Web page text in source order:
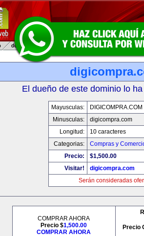
El dueño de este dominio lo
Mayusculas:
DIGICOMPRA.COM
Minusculas:
digicompra.com
Longitud:
10 caracteres
Categorias:
Compras y
Precio:
$1,500.00
Visitar!
digicompra.com
Serán consideradas
COMPRAR AHORA
Precio $1,500.00
COMPRAR AHORA
Precio